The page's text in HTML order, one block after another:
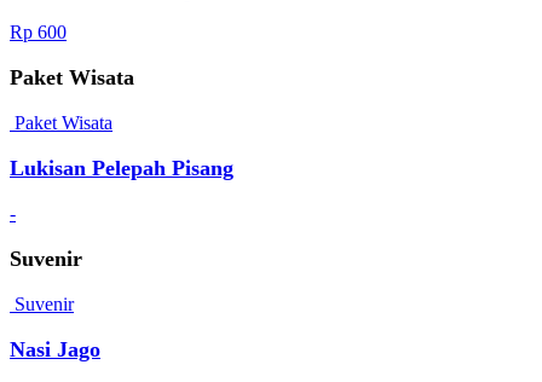
Rp 600
Paket Wisata
Paket Wisata
Lukisan Pelepah Pisang
-
Suvenir
Suvenir
Nasi Jago